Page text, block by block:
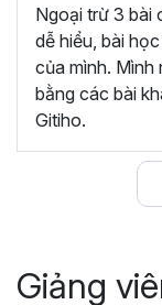
như hàm
hợp đồng,...
Hướng dẫn
nhưSUM,
thuật hay
Những thiết
lập theme,
đường kẻ
và gán nội
Ngoại trừ 3 bài
dễ hiểu, bài
của mình. Mình
bằng các bài
Gitiho.
Giảng